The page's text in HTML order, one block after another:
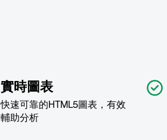
實時圖表
快速可靠的HTML5圖表，有效
輔助分析